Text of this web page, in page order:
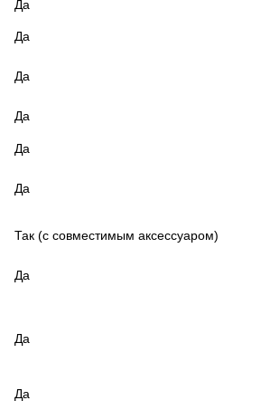
Да
Да
Да
Да
Да
Да
Так (с совместимым аксессуаром)
Да
Да
Да